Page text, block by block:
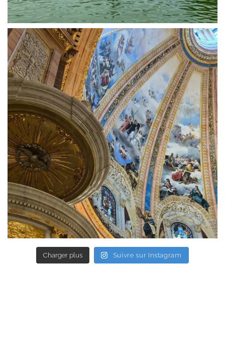
Charger plus Suivre sur Instagram